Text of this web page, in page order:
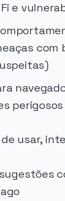
e
com
perigosos
usar,